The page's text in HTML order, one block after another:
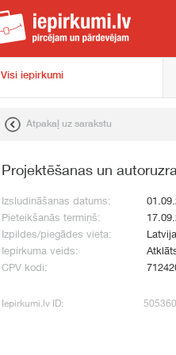
Visi iepirkumi
Atpakaļ uz sarakstu
Projektēšanas un
Izsludināšanas datums:
Pieteikšanās termiņš:
Izpildes/piegādes vieta:
Iepirkuma veids:
CPV kodi:
Iepirkumi.lv ID: